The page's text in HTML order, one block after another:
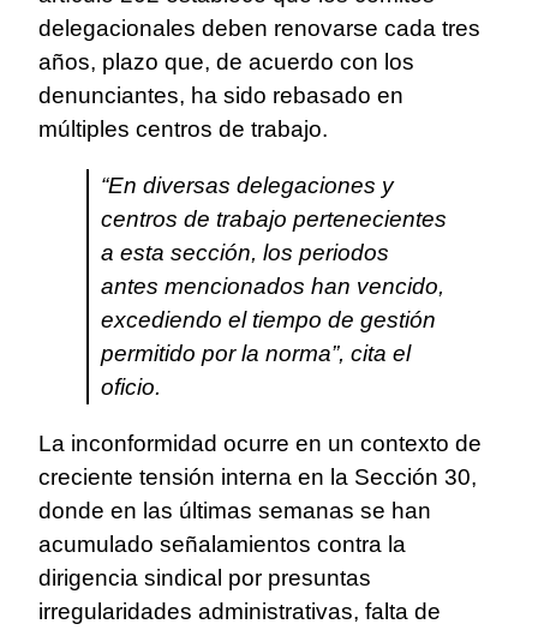
delegacionales deben renovarse cada tres
años, plazo que, de acuerdo con los
denunciantes, ha sido rebasado en
múltiples centros de trabajo.
“En diversas delegaciones y
centros de trabajo pertenecientes
a esta sección, los periodos
antes mencionados han vencido,
excediendo el tiempo de gestión
permitido por la norma”, cita el
oficio.
La inconformidad ocurre en un contexto de
creciente tensión interna en la Sección 30,
donde en las últimas semanas se han
acumulado señalamientos contra la
dirigencia sindical por presuntas
irregularidades administrativas, falta de